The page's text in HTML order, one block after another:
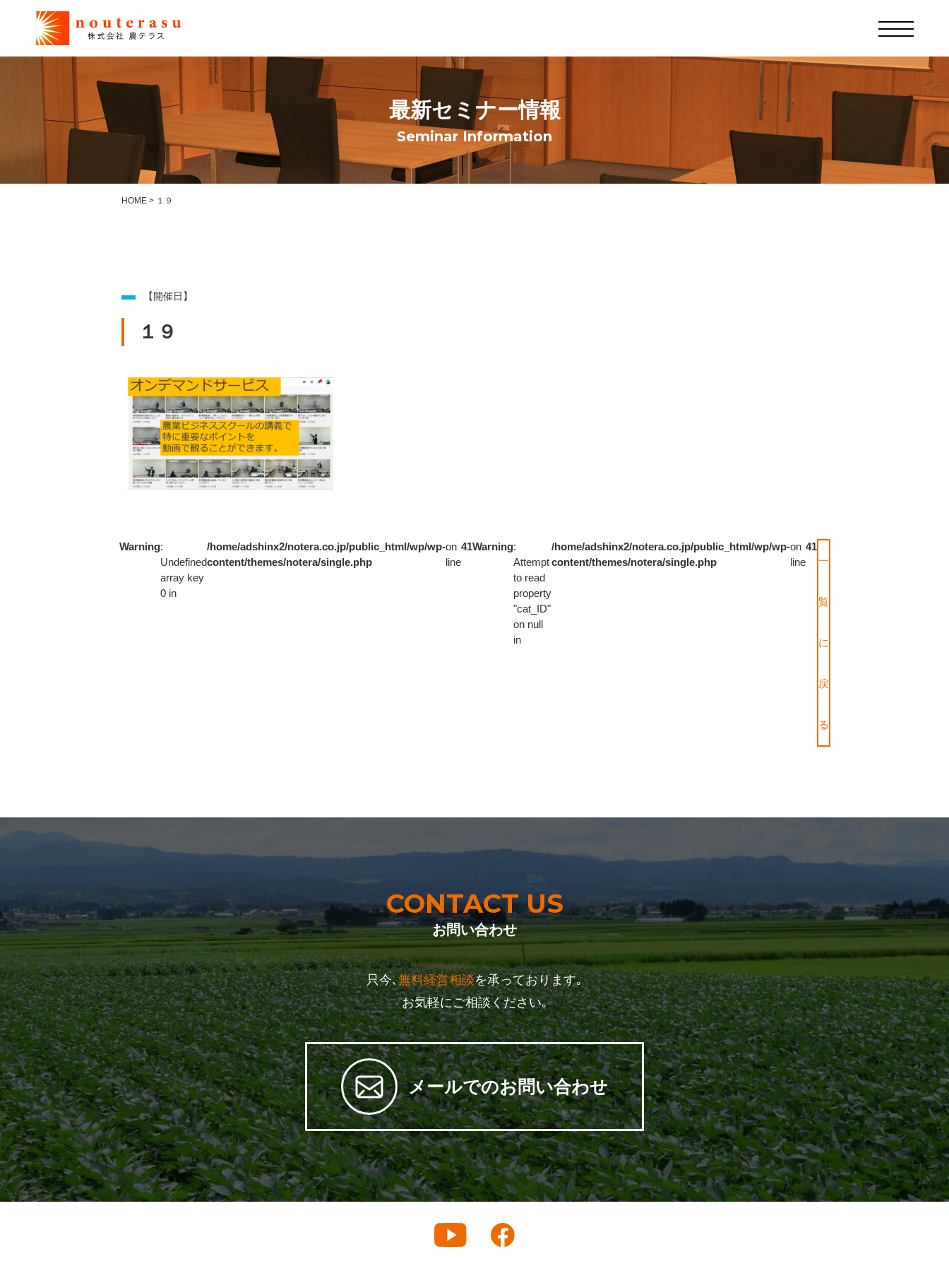
最新セミナー情報
Seminar Information
HOME > １９
【開催日】
１９
Warning:
Undefined
array key
0 in
/home/adshinx2/notera.co.jp/public_html/wp/wp-
content/themes/notera/single.php
on
line
41Warning:
Attempt
to read
property
"cat_ID"
on null
in
/home/adshinx2/notera.co.jp/public_html/wp/wp-
content/themes/notera/single.php
on
line
41
一
覧
に
戻
る
CONTACT US
お問い合わせ
只今､無料経営相談を承っております｡
お気軽にご相談ください｡
メールでのお問い合わせ